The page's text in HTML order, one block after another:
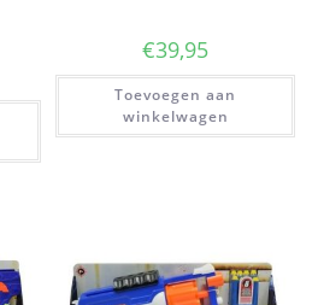
€39,95
Toevoegen aan
winkelwagen